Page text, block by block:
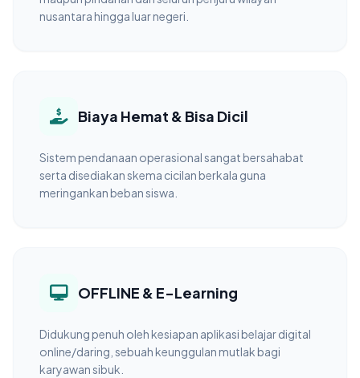
nusantara hingga luar negeri.
Biaya Hemat & Bisa Dicil
Sistem pendanaan operasional sangat bersahabat
serta disediakan skema cicilan berkala guna
meringankan beban siswa.
OFFLINE & E-Learning
Didukung penuh oleh kesiapan aplikasi belajar digital
online/daring, sebuah keunggulan mutlak bagi
karyawan sibuk.